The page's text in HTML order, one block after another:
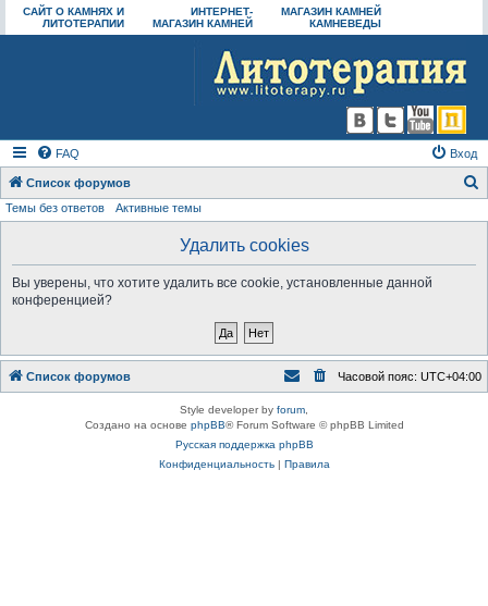
САЙТ О КАМНЯХ И
ЛИТОТЕРАПИИ
ИНТЕРНЕТ-
МАГАЗИН КАМНЕЙ
МАГАЗИН КАМНЕЙ
КАМНЕВЕДЫ
FAQ Вход
Список форумов
Темы без ответов Активные темы
Удалить cookies
Вы уверены, что хотите удалить все cookie, установленные данной
конференцией?
Список форумов Часовой пояс: UTC+04:00
Style developer by forum
Создано на основе phpBB® Forum Software © phpBB Limited
Русская поддержка phpBB
Конфиденциальность| Правила